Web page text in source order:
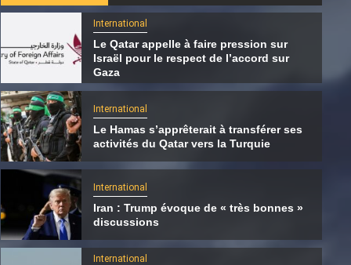
Qui
4
Il réclame 10 000 euros à Qatar
Airways qui a annulé son vol vers
Kuala Lumpur
International
Le Qatar appelle à faire pression sur
Israël pour le respect de l’accord sur
Gaza
International
Le Hamas s’apprêterait à transférer ses
activités du Qatar vers la Turquie
International
Iran : Trump évoque de « très bonnes »
discussions
International